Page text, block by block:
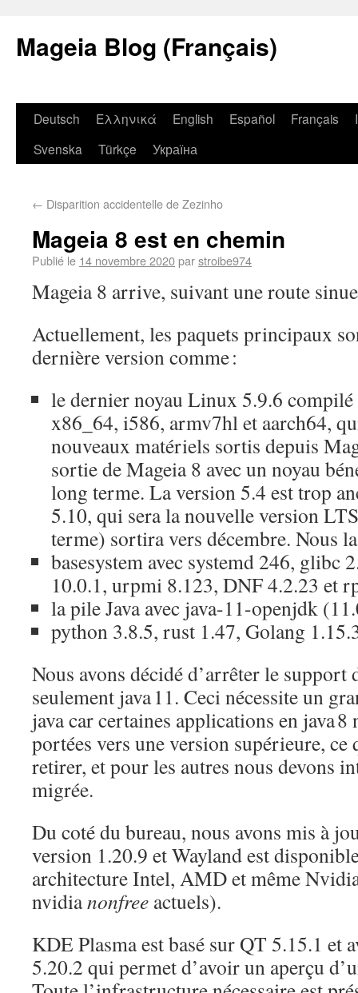
Mageia Blog (Français)
Deutsch Ελληνικά English Español Français
Svenska
Türkçe Україна
← Disparition accidentelle de Zezinho
Mageia 8 est en chemin
Publié le 14 novembre 2020parstroibe974
Mageia 8 arrive, suivant une route
Actuellement, les paquets principaux
dernière version comme :
le dernier noyau Linux 5.9.6
x86_64, i586, armv7hl et aarch64,
nouveaux matériels sortis depuis
sortie de Mageia 8 avec un noyau
long terme. La version 5.4 est trop
5.10, qui sera la nouvelle version
terme) sortira vers décembre. Nous
basesystem avec systemd 246,
10.0.1, urpmi 8.123, DNF 4.2.23 et
la pile Java avec java-11-openjdk
python 3.8.5, rust 1.47, Golang
Nous avons décidé d’arrêter le support
seulement java 11. Ceci nécessite un
java car certaines applications en java 8
portées vers une version supérieure, ce
retirer, et pour les autres nous devons
migrée.
Du coté du bureau, nous avons mis à
version 1.20.9 et Wayland est
architecture Intel, AMD et même
nvidianonfree actuels).
KDE Plasma est basé sur QT 5.15.1 et
5.20.2 qui permet d’avoir un aperçu